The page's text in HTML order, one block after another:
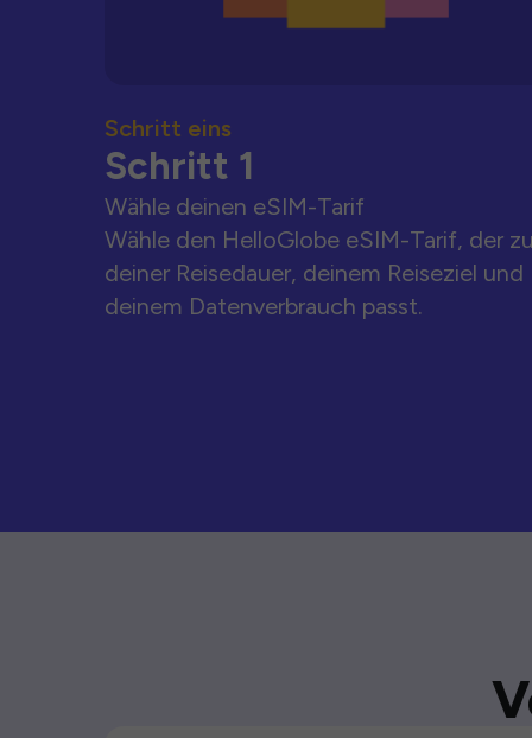
Schritt eins
Schritt 1
Wähle deinen eSIM-Tarif
Wähle den HelloGlobe eSIM-Tarif, der
deiner Reisedauer, deinem Reiseziel und
deinem Datenverbrauch passt.